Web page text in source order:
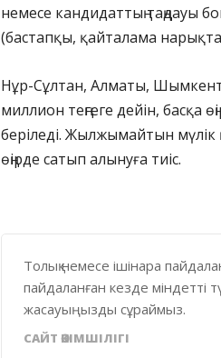
немесе кандидаттың таңдауы
(бастапқы, қайталама
Нұр-Сұлтан, Алматы,
миллион теңгеге дейін, басқа
беріледі. Жылжымайтын мүлік
өңірде сатып алынуға тиіс.
Толық немесе ішінара
пайдаланған кезде міндетті
жасауыңызды сұраймыз.
САЙТ ӘКІМШІЛІГІ